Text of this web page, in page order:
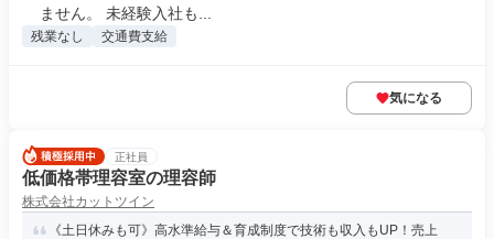
ません。 未経験入社も...
残業なし 交通費支給
気になる
正社員
低価格帯理容室の理容師
株式会社カットツイン
《土日休みも可》高水準給与＆育成制度で技術も収入もUP！売上